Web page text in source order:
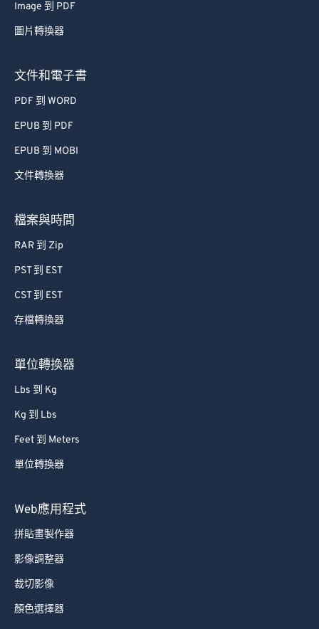
Image 到 PDF
圖片轉換器
文件和電子書
PDF 到 WORD
EPUB 到 PDF
EPUB 到 MOBI
文件轉換器
檔案與時間
RAR 到 Zip
PST 到 EST
CST 到 EST
存檔轉換器
單位轉換器
Lbs 到 Kg
Kg 到 Lbs
Feet 到 Meters
單位轉換器
Web應用程式
拼貼畫製作器
影像調整器
裁切影像
顏色選擇器